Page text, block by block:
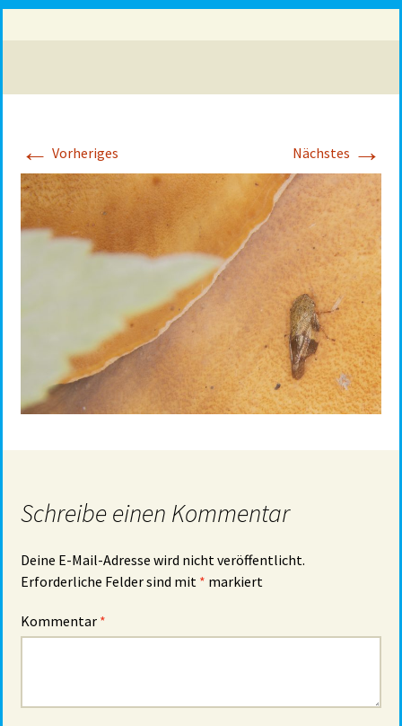
← Vorheriges Nächstes →
Schreibe einen Kommentar
Deine E-Mail-Adresse wird nicht veröffentlicht.
Erforderliche Felder sind mit * markiert
Kommentar *